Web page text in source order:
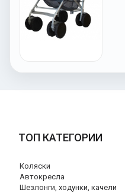
ТОП КАТЕГОРИИ
Коляски
Автокресла
Шезлонги, ходунки, качели